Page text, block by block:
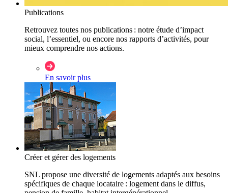
Publications
Retrouvez toutes nos publications : notre étude d’impact
social, l’essentiel, ou encore nos rapports d’activités, pour
mieux comprendre nos actions.
En savoir plus
Créer et gérer des logements
SNL propose une diversité de logements adaptés aux besoins
spécifiques de chaque locataire : logement dans le diffus,